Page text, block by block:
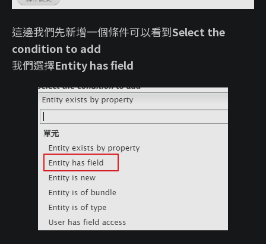
這邊我們先新增一個條件可以看到Select the
condition to add
我們選擇Entity has field